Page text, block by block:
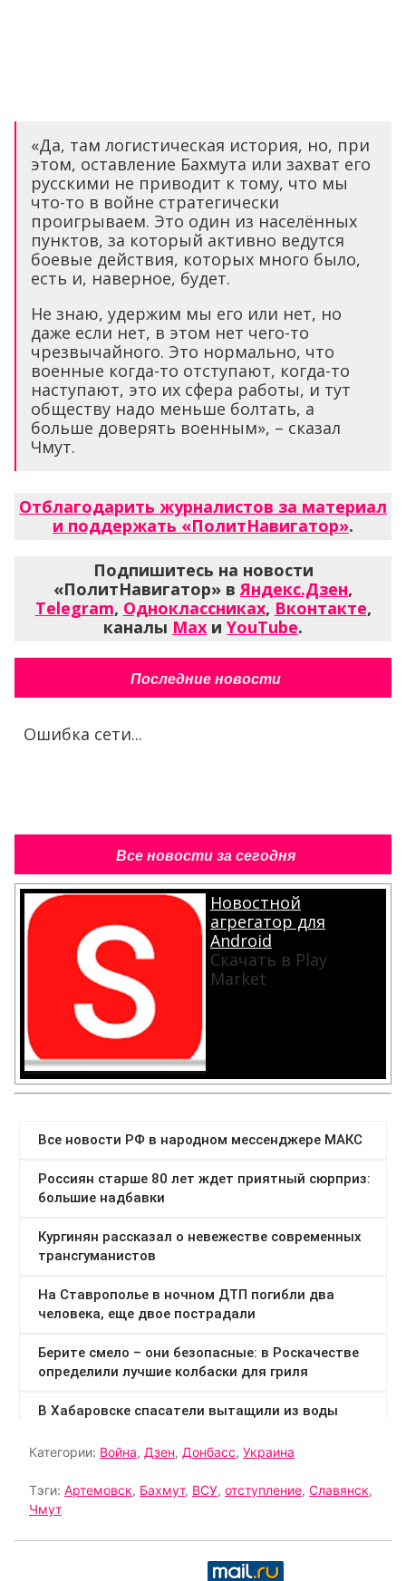
«Да, там логистическая история, но, при
этом, оставление Бахмута или захват его
русскими не приводит к тому, что мы
что-то в войне стратегически
проигрываем. Это один из населённых
пунктов, за который активно ведутся
боевые действия, которых много было,
есть и, наверное, будет.
Не знаю, удержим мы его или нет, но
даже если нет, в этом нет чего-то
чрезвычайного. Это нормально, что
военные когда-то отступают, когда-то
наступают, это их сфера работы, и тут
обществу надо меньше болтать, а
больше доверять военным», – сказал
Чмут.
Отблагодарить журналистов за материал
и поддержать «ПолитНавигатор».
Подпишитесь на новости
«ПолитНавигатор» вЯндекс.Дзен,
Telegram, Одноклассниках, Вконтакте,
каналы Max и YouTube.
Последние новости
Ошибка сети...
Все новости за сегодня
Новостной
агрегатор для
Android
Скачать в Play
Market
Категории: Война, Дзен, Донбасс, Украина
Тэги: Артемовск, Бахмут, ВСУ, отступление, Славянск,
Чмут